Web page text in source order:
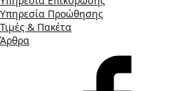
Υπηρεσία Προώθησης
Τιμές & Πακέτα
Άρθρα